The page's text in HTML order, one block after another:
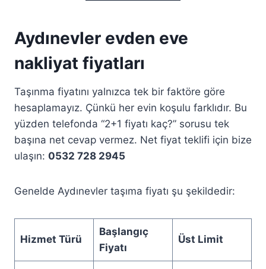
Aydınevler evden eve
nakliyat fiyatları
Taşınma fiyatını yalnızca tek bir faktöre göre
hesaplamayız. Çünkü her evin koşulu farklıdır. Bu
yüzden telefonda “2+1 fiyatı kaç?” sorusu tek
başına net cevap vermez. Net fiyat teklifi için bize
ulaşın: 0532 728 2945
Genelde Aydınevler taşıma fiyatı şu şekildedir:
Hizmet Türü
Başlangıç
Fiyatı
Üst Limit